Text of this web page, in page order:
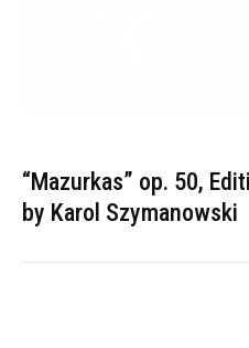
“Mazurkas” op. 50,
by Karol Szymanowski